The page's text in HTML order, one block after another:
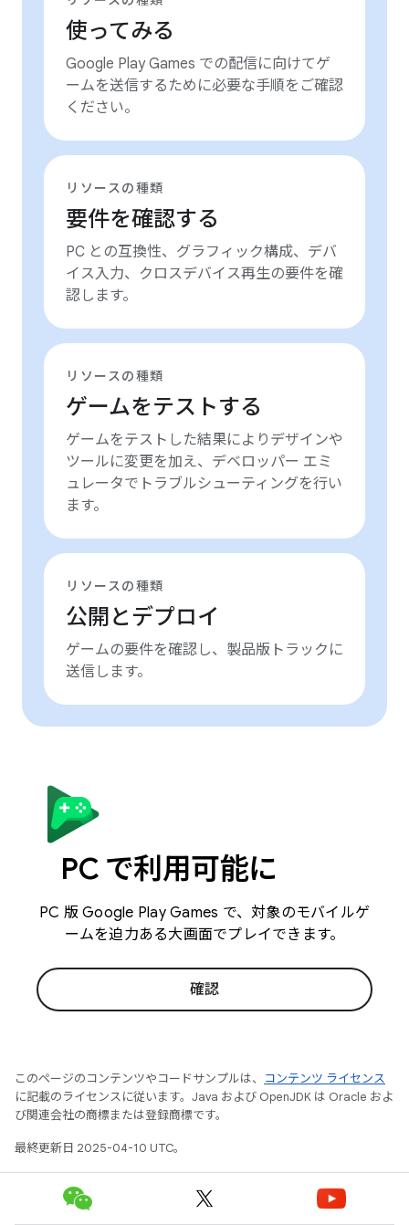
使ってみる
Google Play Games での配信に向けてゲ
ームを送信するために必要な手順をご確認
ください。
リソースの種類
要件を確認する
PC との互換性、グラフィック構成、デバ
イス入力、クロスデバイス再生の要件を確
認します。
リソースの種類
ゲームをテストする
ゲームをテストした結果によりデザインや
ツールに変更を加え、デベロッパー エミ
ュレータでトラブルシューティングを行い
ます。
リソースの種類
公開とデプロイ
ゲームの要件を確認し、製品版トラックに
送信します。
PC で利用可能に
PC 版 Google Play Games で、対象のモバイルゲ
ームを迫力ある大画面でプレイできます。
確認
このページのコンテンツやコードサンプルは、
コンテンツ ライセンス
に記載のライセンスに従います。Java および OpenJDK は Oracle およ
び関連会社の商標または登録商標です。
最終更新日 2025-04-10 UTC。